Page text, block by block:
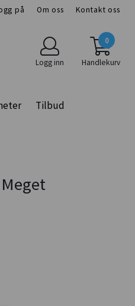
på Om oss Kontakt oss
Logg inn
0
Handlekurv
Tilbud